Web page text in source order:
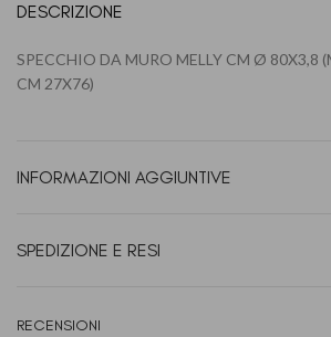
DESCRIZIONE
SPECCHIO DA MURO MELLY CM Ø 80X3,8
CM 27X76)
INFORMAZIONI AGGIUNTIVE
SPEDIZIONE E RESI
RECENSIONI